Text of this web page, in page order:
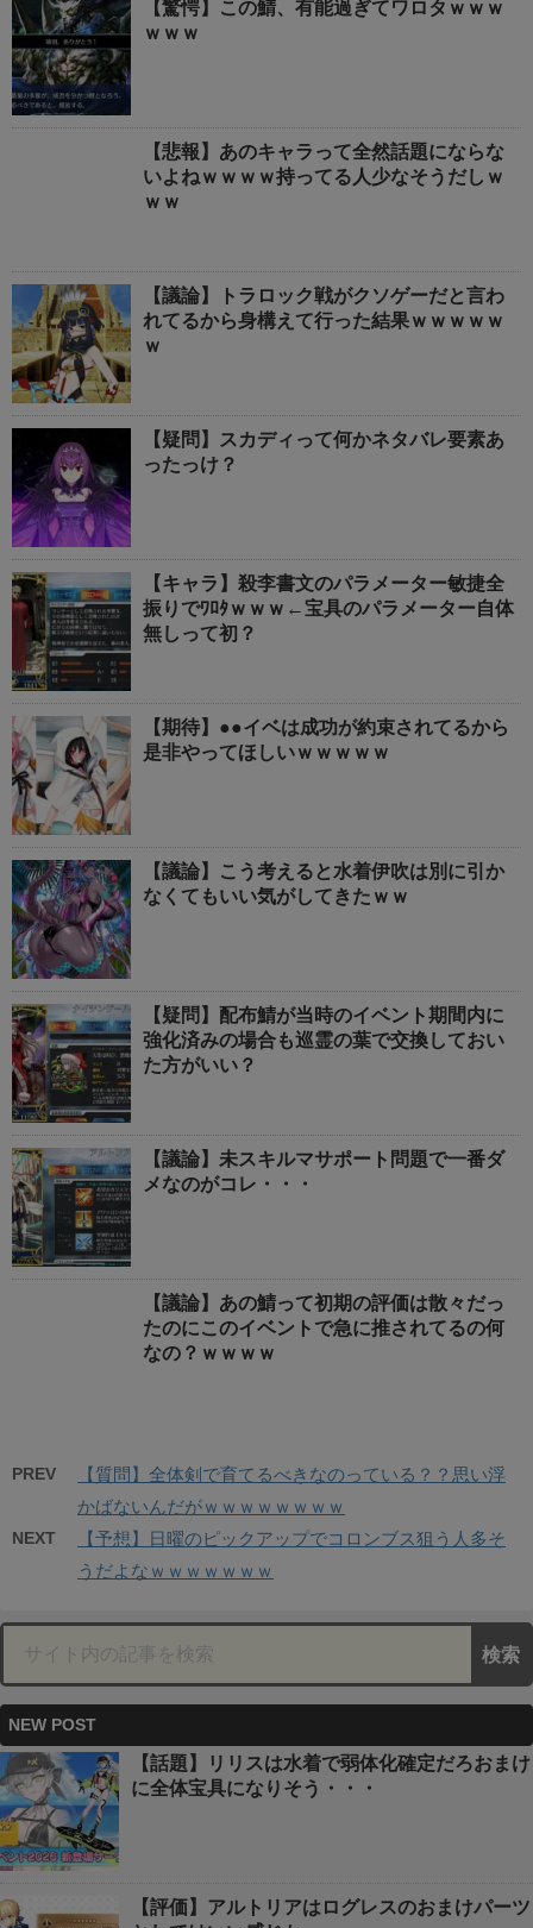
【驚愕】この鯖、有能過ぎてワロタｗｗｗ
ｗｗｗ
【悲報】あのキャラって全然話題にならな
いよねｗｗｗｗ持ってる人少なそうだしｗ
ｗｗ
【議論】トラロック戦がクソゲーだと言わ
れてるから身構えて行った結果ｗｗｗｗｗ
ｗ
【疑問】スカディって何かネタバレ要素あ
ったっけ？
【キャラ】殺李書文のパラメーター敏捷全
振りでﾜﾛﾀｗｗｗ←宝具のパラメーター自体
無しって初？
【期待】●●イベは成功が約束されてるから
是非やってほしいｗｗｗｗｗ
【議論】こう考えると水着伊吹は別に引か
なくてもいい気がしてきたｗｗ
【疑問】配布鯖が当時のイベント期間内に
強化済みの場合も巡霊の葉で交換しておい
た方がいい？
【議論】未スキルマサポート問題で一番ダ
メなのがコレ・・・
【議論】あの鯖って初期の評価は散々だっ
たのにこのイベントで急に推されてるの何
なの？ｗｗｗｗ
PREV
【質問】全体剣で育てるべきなのっている？？思い浮
かばないんだがｗｗｗｗｗｗｗｗ
NEXT
【予想】日曜のピックアップでコロンブス狙う人多そ
うだよなｗｗｗｗｗｗｗ
NEW POST
【話題】リリスは水着で弱体化確定だろおまけ
に全体宝具になりそう・・・
【評価】アルトリアはログレスのおまけパーツ